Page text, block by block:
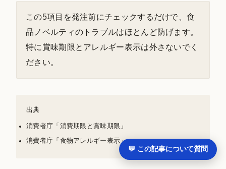
この5項目を発注前にチェックするだけで、食
品ノベルティのトラブルはほとんど防げます。
特に賞味期限とアレルギー表示は外さないでく
ださい。
出典
消費者庁「消費期限と賞味期限」
消費者庁「食物アレルギー表示」
💬 この記事について質問